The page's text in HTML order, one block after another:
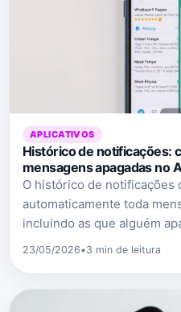
APLICATIVOS
Histórico de notificações:
mensagens apagadas no
O histórico de notificações
automaticamente toda
incluindo as que alguém
23/05/2026•3 min de leitura